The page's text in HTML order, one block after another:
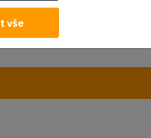
stinné stránky. Zdraví
vše